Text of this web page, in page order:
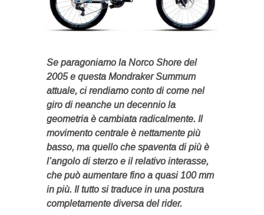
Se paragoniamo la Norco Shore del
2005 e questa Mondraker Summum
attuale, ci rendiamo conto di come nel
giro di neanche un decennio la
geometria è cambiata radicalmente. Il
movimento centrale è nettamente più
basso, ma quello che spaventa di più è
l’angolo di sterzo e il relativo interasse,
che può aumentare fino a quasi 100 mm
in più. Il tutto si traduce in una postura
completamente diversa del rider.